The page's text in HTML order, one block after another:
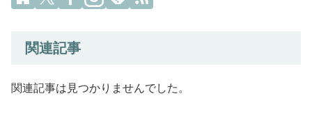
関連記事
関連記事は見つかりませんでした。